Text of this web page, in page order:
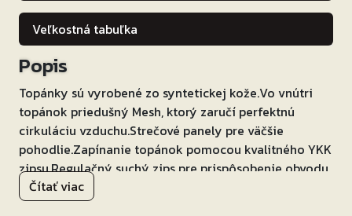
Veľkostná tabuľka
Popis
Topánky sú vyrobené zo syntetickej kože.Vo vnútri
topánok priedušný Mesh, ktorý zaručí perfektnú
cirkuláciu vzduchu.Strečové panely pre väčšie
pohodlie.Zapínanie topánok pomocou kvalitného YKK
zipsu.Regulačný suchý zips pre prispôsobenie obvodu
lýtka.Ochrana holene pred nárazom.Spevnené špičky
topánok, chránič päty a členku.Zosilnenie v mieste
Čítať viac